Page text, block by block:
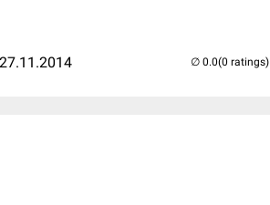
27.11.2014 (0 ratings)